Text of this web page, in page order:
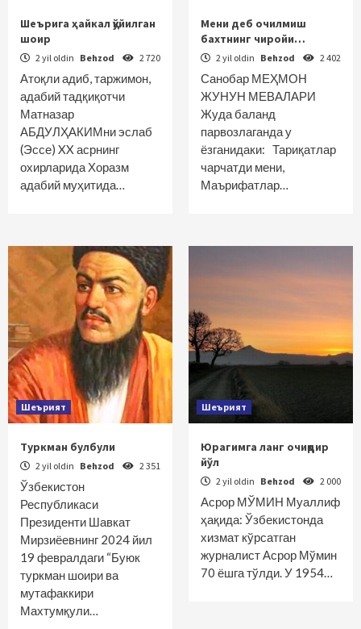
Шеърига ҳайкал қўйилган
шоир
2 yil oldin Behzod 2 720
Атоқли адиб, таржимон,
адабий тадқиқотчи
Матназар
АБДУЛҲАКИМни эслаб
(Эссе) XX асрнинг
охирларида Хоразм
адабий муҳитида…
Мени деб очилмиш
бахтнинг чиройи…
2 yil oldin Behzod 2 402
Санобар МЕҲМОН
ЖУНУН МЕВАЛАРИ
Жуда баланд
парвозлаганда у
ёзганидаки: Тариқатлар
чарчатди мени,
Маърифатлар…
Шеърият
Туркман булбули
2 yil oldin Behzod 2 351
Ўзбекистон
Республикаси
Президенти Шавкат
Мирзиёевнинг 2024 йил
19 февралдаги “Буюк
туркман шоири ва
мутафаккири
Махтумқули…
Шеърият
Юрагимга ланг очиқдир
йўл
2 yil oldin Behzod 2 000
Асрор МЎМИН Муаллиф
ҳақида: Ўзбекистонда
хизмат кўрсатган
журналист Асрор Мўмин
70 ёшга тўлди. У 1954…